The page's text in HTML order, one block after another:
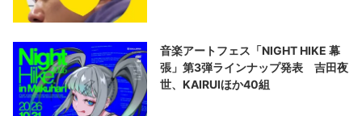
音楽アートフェス「NIGHT HIKE 幕
張」第3弾ラインナップ発表 吉田夜
世、KAIRUIほか40組